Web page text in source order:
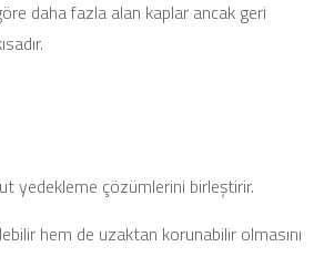
daha fazla alan kaplar ancak geri
yedekleme çözümlerini birleştirir.
hem de uzaktan korunabilir olmasını